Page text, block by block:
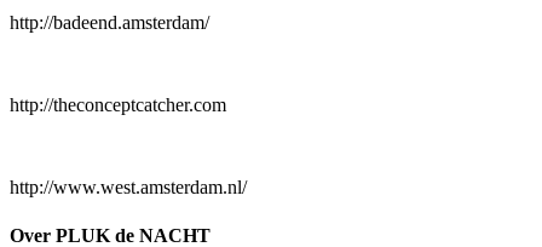
http://badeend.amsterdam/
http://theconceptcatcher.com
http://www.west.amsterdam.nl/
Over PLUK de NACHT